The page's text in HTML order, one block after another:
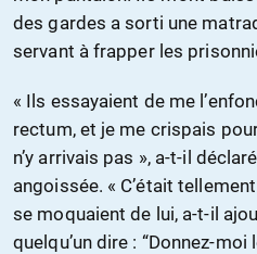
des gardes a sorti une
servant à frapper les
« Ils essayaient de me
rectum, et je me crispais
n’y arrivais pas », a-t-il
angoissée. « C’était
se moquaient de lui, a-t-il
quelqu’un dire : “Donnez-moi